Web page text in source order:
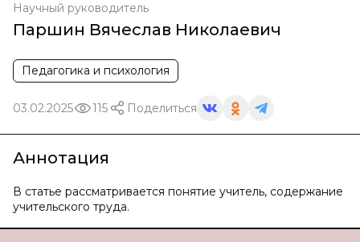
Научный руководитель
Паршин Вячеслав Николаевич
Педагогика и психология
03.02.2025 115 Поделиться
Аннотация
В статье рассматривается понятие учитель, содержание
учительского труда.